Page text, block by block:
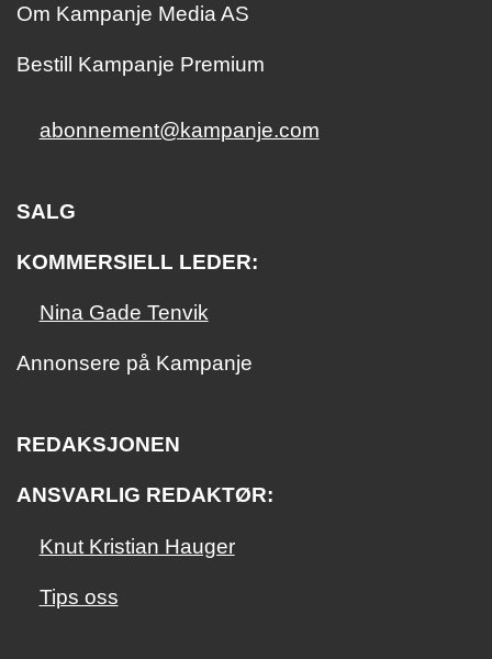
Om Kampanje Media AS
Bestill Kampanje Premium
abonnement@kampanje.com
SALG
KOMMERSIELL LEDER:
Nina Gade Tenvik
Annonsere på Kampanje
REDAKSJONEN
ANSVARLIG REDAKTØR:
Knut Kristian Hauger
Tips oss